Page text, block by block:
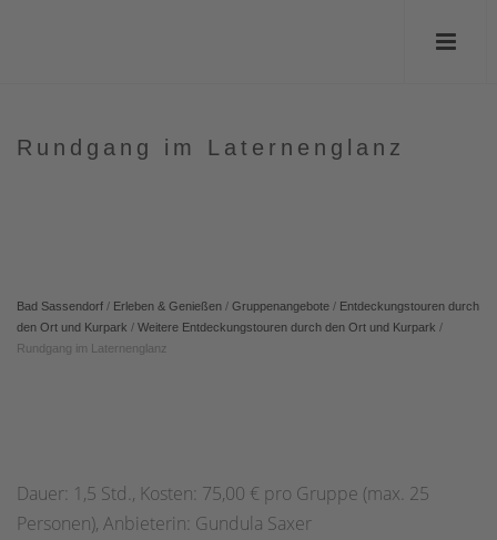
Rundgang im Laternenglanz
Bad Sassendorf / Erleben & Genießen / Gruppenangebote / Entdeckungstouren durch
den Ort und Kurpark / Weitere Entdeckungstouren durch den Ort und Kurpark /
Rundgang im Laternenglanz
Dauer: 1,5 Std., Kosten: 75,00 € pro Gruppe (max. 25
Personen), Anbieterin: Gundula Saxer